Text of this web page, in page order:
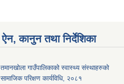
ऐन, कानुन तथा निर्देशिका
तमानखोला गाउँपालिकाको स्वास्थ्य संस्थाहरुको
सामाजिक परिक्षण कार्यविधि, २०८१